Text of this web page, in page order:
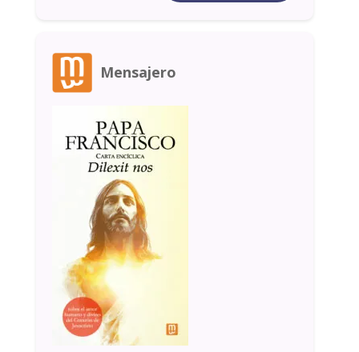
Mensajero